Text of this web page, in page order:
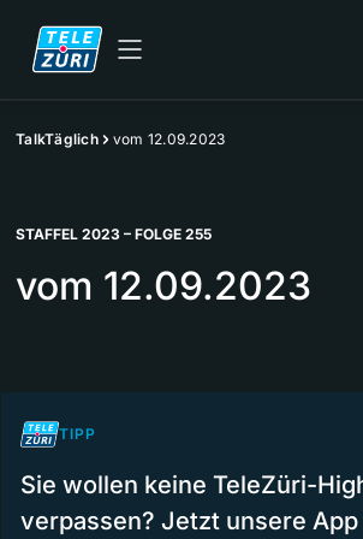
TalkTäglich vom 12.09.2023
STAFFEL 2023 – FOLGE 255
vom 12.09.2023
TIPP
Sie wollen keine TeleZüri-
verpassen? Jetzt unsere App